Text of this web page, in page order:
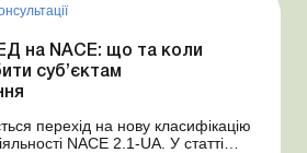
на NACE: що та коли
суб’єктам
перехід на нову класифікацію
NACE 2.1-UA. У статті